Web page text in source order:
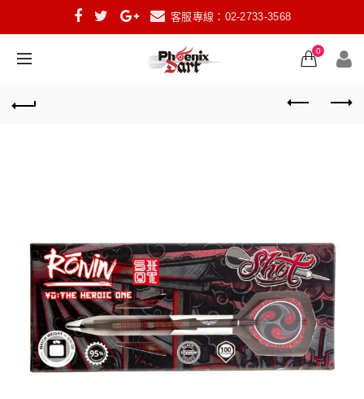
客服專線：02-2733-3568
0